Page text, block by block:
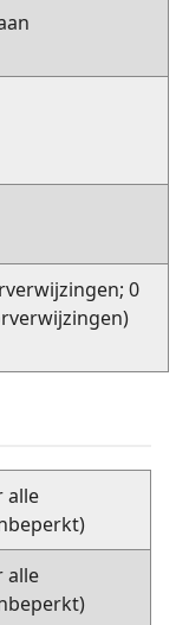
0
alle
alle